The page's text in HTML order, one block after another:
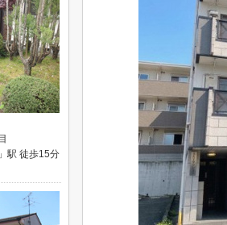
駅 徒歩15分